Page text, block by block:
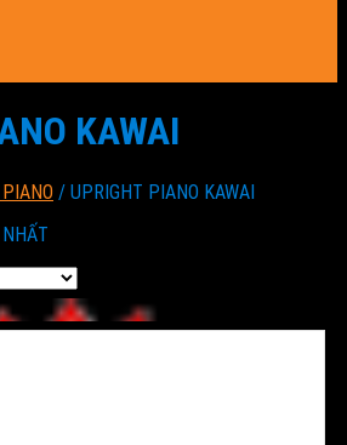
KAWAI
/ UPRIGHT PIANO KAWAI